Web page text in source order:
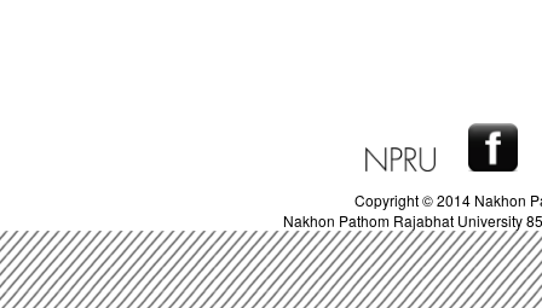
Copyright © 2014 Nakhon
Nakhon Pathom Rajabhat University